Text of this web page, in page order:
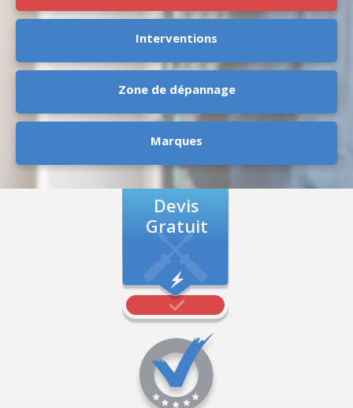
Interventions
Zone de dépannage
Marques
Devis
Gratuit